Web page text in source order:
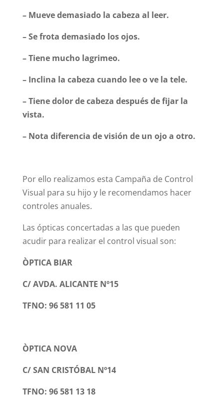
– Mueve demasiado la cabeza al leer.
– Se frota demasiado los ojos.
– Tiene mucho lagrimeo.
– Inclina la cabeza cuando lee o ve la tele.
– Tiene dolor de cabeza después de fijar la
vista.
– Nota diferencia de visión de un ojo a otro.
Por ello realizamos esta Campaña de Control
Visual para su hijo y le recomendamos hacer
controles anuales.
Las ópticas concertadas a las que pueden
acudir para realizar el control visual son:
ÒPTICA BIAR
C/ AVDA. ALICANTE Nº15
TFNO: 96 581 11 05
ÒPTICA NOVA
C/ SAN CRISTÓBAL Nº14
TFNO: 96 581 13 18